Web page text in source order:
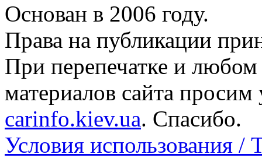
Основан в 2006 году.
Права на публикации
При перепечатке и
материалов сайта просим
carinfo.kiev.ua. Спасибо.
Условия использования /